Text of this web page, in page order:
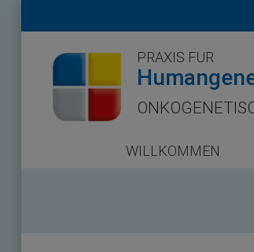
PRAXIS FÜR
WILLKOMMEN